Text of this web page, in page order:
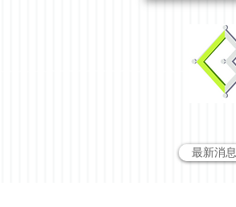
最新消息